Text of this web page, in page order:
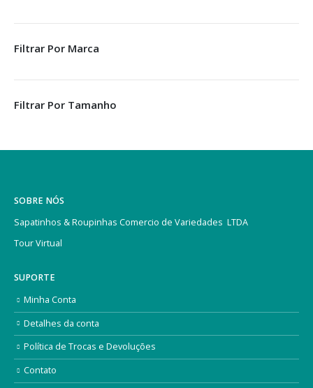
Filtrar Por Marca
Filtrar Por Tamanho
SOBRE NÓS
Sapatinhos & Roupinhas Comercio de Variedades LTDA
Tour Virtual
SUPORTE
Minha Conta
Detalhes da conta
Política de Trocas e Devoluções
Contato